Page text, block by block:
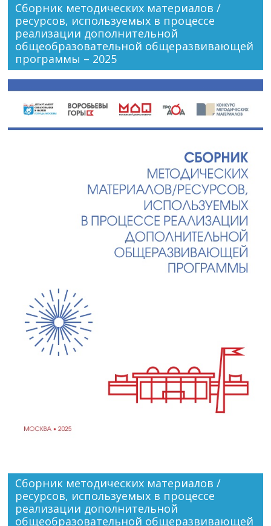
Сборник методических материалов /
ресурсов, используемых в процессе
реализации дополнительной
общеобразовательной общеразвивающей
программы – 2025
Сборник методических материалов /
ресурсов, используемых в процессе
реализации дополнительной
общеобразовательной общеразвивающей